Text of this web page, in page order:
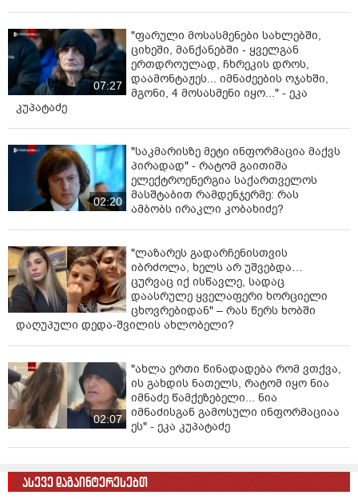
07:27
"ფარული მოსასმენები სახლებში,
ციხეში, მანქანებში - ყველგან
ერთდროულად, ჩხრეკის დროს,
დაამონტაჟეს... იმნაძეების ოჯახში,
მგონი, 4 მოსასმენი იყო..." - ეკა
კუპატაძე
02:20
"საკმარისზე მეტი ინფორმაცია მაქვს
პირადად" - რატომ გაითიშა
ელექტროენერგია საქართველოს
მასშტაბით რამდენჯერმე: რას
ამბობს ირაკლი კობახიძე?
"ლაზარეს გადარჩენისთვის
იბრძოლა, ხელს არ უშვებდა…
ცურვაც იქ ისწავლე, სადაც
დაასრულე ყველაფერი ხორციელი
ცხოვრებიდან" – რას წერს ხობში
დაღუპული დედა-შვილის ახლობელი?
02:07
"ახლა ერთი წინადადება რომ ვთქვა,
ის გახდის ნათელს, რატომ იყო ნია
იმნაძე წამქეზებელი... ნია
იმნაძისგან გამოსული ინფორმაციაა
ეს" - ეკა კუპატაძე
ასევე დაგაინტერესებთ